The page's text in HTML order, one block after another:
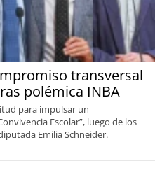
transversal
polémica INBA
para impulsar un
Escolar”, luego de los
Emilia Schneider.